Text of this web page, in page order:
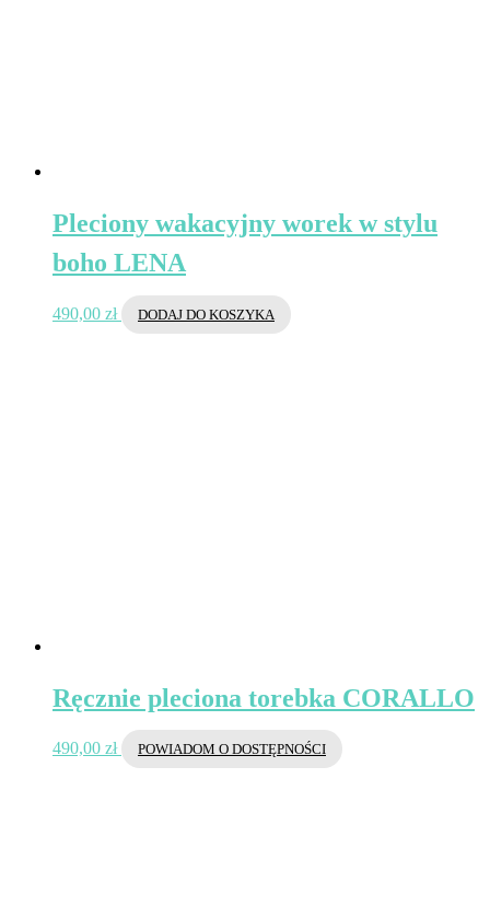
Pleciony wakacyjny worek w stylu
boho LENA
490,00 zł DODAJ DO KOSZYKA
Ręcznie pleciona torebka CORALLO
490,00 zł POWIADOM O DOSTĘPNOŚCI